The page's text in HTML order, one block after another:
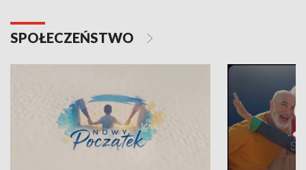
SPOŁECZEŃSTWO